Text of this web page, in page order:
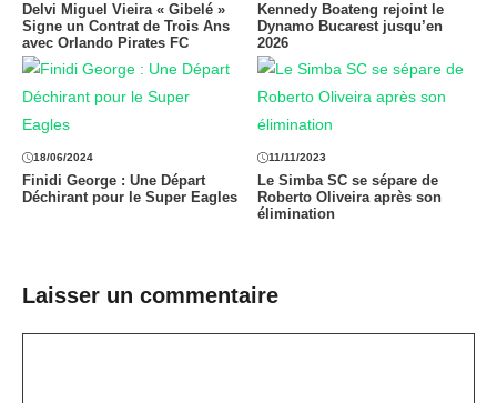
Delvi Miguel Vieira « Gibelé »
Signe un Contrat de Trois Ans
avec Orlando Pirates FC
Kennedy Boateng rejoint le
Dynamo Bucarest jusqu’en
2026
18/06/2024
Finidi George : Une Départ
Déchirant pour le Super Eagles
11/11/2023
Le Simba SC se sépare de
Roberto Oliveira après son
élimination
Laisser un commentaire